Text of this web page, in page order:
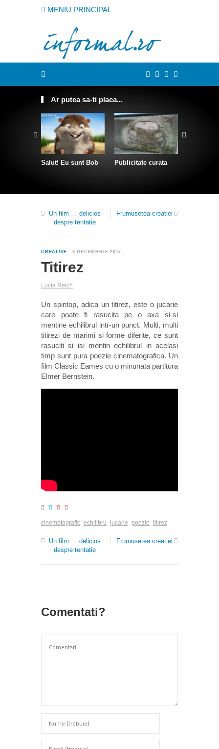
MENIU PRINCIPAL
Ar putea sa-ti placa...
Salut! Eu sunt Bob Publicitate curata
Un film … delicios
despre tentatie
Frumusetea creatiei
CREATIVE 8 DECEMBRIE 2017
Titirez
Lucia Reich
Un spintop, adica un titirez, este o jucarie
care poate fi rasucita pe o axa si-si
mentine echilibrul intr-un punct. Multi, multi
titirezi de marimi si forme diferite, ce sunt
rasuciti si isi mentin echilibrul in acelasi
timp sunt pura poezie cinematografica. Un
film Classic Eames cu o minunata partitura
Elmer Bernstein.
cinematografic echilibru jucarie poezie titirez
Un film … delicios
despre tentatie
Frumusetea creatiei
Comentati?